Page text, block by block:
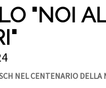
"NOI
NEL CENTENARIO DELLA